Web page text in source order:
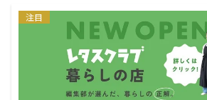
注目